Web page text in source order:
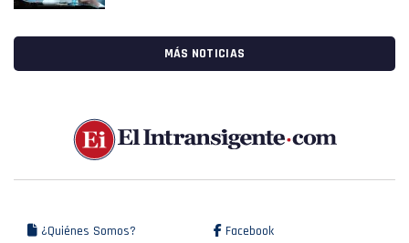
MÁS NOTICIAS
¿Quiénes Somos? Facebook